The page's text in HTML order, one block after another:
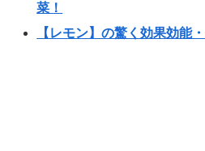
菜！
【レモン】の驚く効果効能